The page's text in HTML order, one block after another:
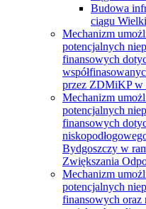
Budowa
ciągu
Mechanizm
potencjalnych
finansowych
przez ZDMiKP w
Mechanizm
potencjalnych
finansowych
Bydgoszczy w
Zwiększania
Mechanizm
potencjalnych
finansowych